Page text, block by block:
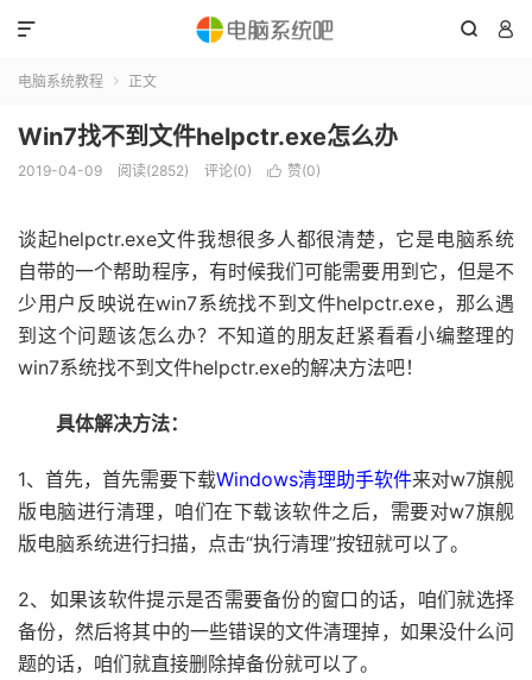
 

电脑系统教程  正文
Win7找不到文件helpctr.exe怎么办
2019-04-09 阅读(2852) 评论(0)  赞(0)
谈起helpctr.exe文件我想很多人都很清楚，它是电脑系统
自带的一个帮助程序，有时候我们可能需要用到它，但是不
少用户反映说在win7系统找不到文件helpctr.exe，那么遇
到这个问题该怎么办？不知道的朋友赶紧看看小编整理的
win7系统找不到文件helpctr.exe的解决方法吧！
具体解决方法：
1、首先，首先需要下载Windows清理助手软件来对w7旗舰
版电脑进行清理，咱们在下载该软件之后，需要对w7旗舰
版电脑系统进行扫描，点击“执行清理”按钮就可以了。
2、如果该软件提示是否需要备份的窗口的话，咱们就选择
备份，然后将其中的一些错误的文件清理掉，如果没什么问
题的话，咱们就直接删除掉备份就可以了。